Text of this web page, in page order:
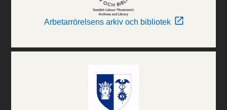
Arbetarrörelsens arkiv och bibliotek